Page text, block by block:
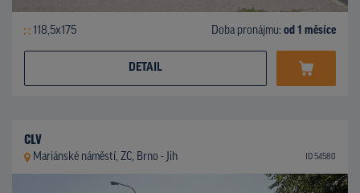
118,5x175 Doba pronájmu: od 1 měsíce
DETAIL
CLV
Mariánské náměstí, ZC, Brno - Jih ID 54580